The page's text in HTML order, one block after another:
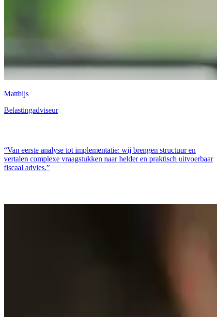
Matthijs
Belastingadviseur
“Van eerste analyse tot implementatie: wij brengen structuur en
vertalen complexe vraagstukken naar helder en praktisch uitvoerbaar
fiscaal advies.”